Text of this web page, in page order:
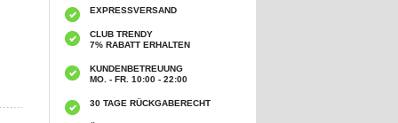
EXPRESSVERSAND
CLUB TRENDY
7% RABATT ERHALTEN
KUNDENBETREUUNG
MO. - FR. 10:00 - 22:00
30 TAGE RÜCKGABERECHT